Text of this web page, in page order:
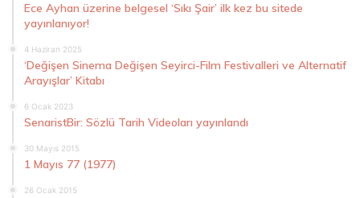
Ece Ayhan üzerine belgesel ‘Sıkı Şair’ ilk kez bu sitede
yayınlanıyor!
4 Haziran 2025
‘Değişen Sinema Değişen Seyirci-Film Festivalleri ve Alternatif
Arayışlar’ Kitabı
6 Ocak 2023
SenaristBir: Sözlü Tarih Videoları yayınlandı
30 Mayıs 2015
1 Mayıs 77 (1977)
26 Ocak 2015